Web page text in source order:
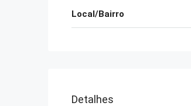
Local/Bairro
Detalhes